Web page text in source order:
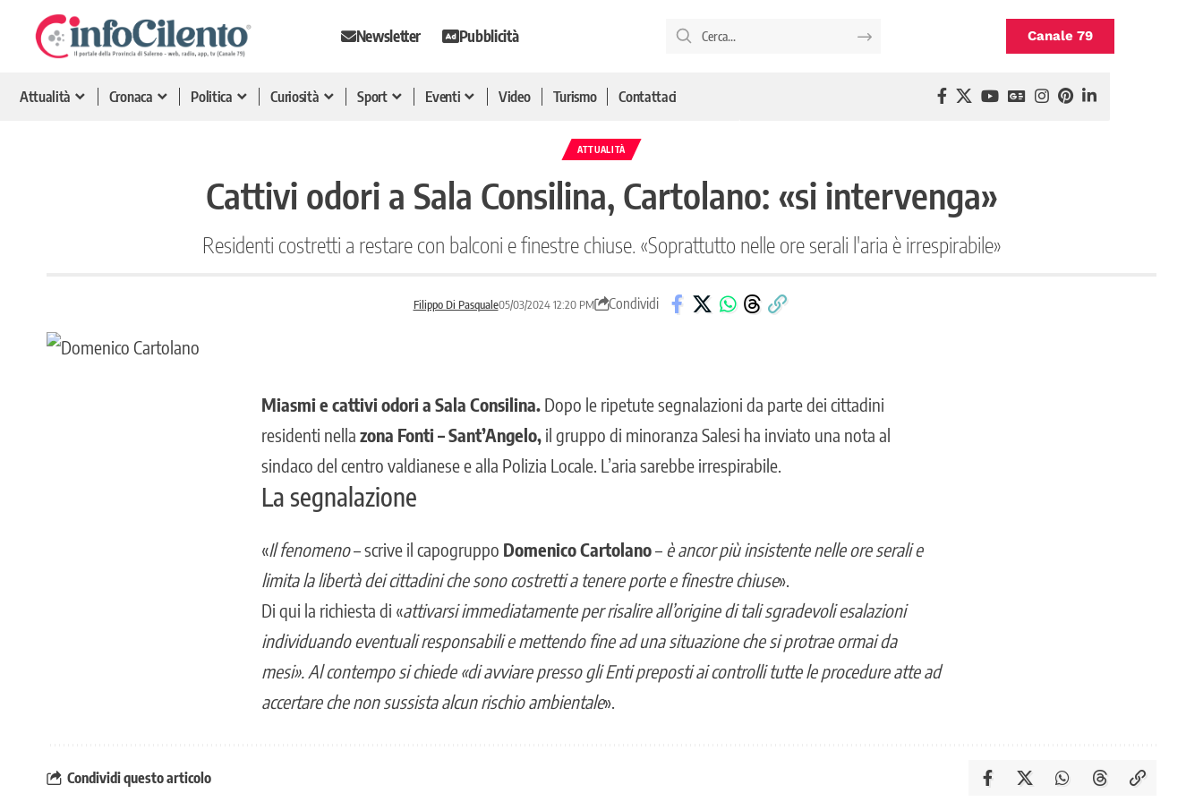
Newsletter Pubblicità Canale 79
Attualità Cronaca Politica Curiosità Sport Eventi Video Turismo Contattaci
ATTUALITÀ
Cattivi odori a Sala Consilina, Cartolano: «si intervenga»
Residenti costretti a restare con balconi e finestre chiuse. «Soprattutto nelle ore serali l'aria è irrespirabile»
Filippo Di Pasquale05/03/2024 12:20 PM Condividi
Miasmi e cattivi odori a Sala Consilina. Dopo le ripetute segnalazioni da parte dei cittadini
residenti nella zona Fonti – Sant’Angelo, il gruppo di minoranza Salesi ha inviato una nota al
sindaco del centro valdianese e alla Polizia Locale. L’aria sarebbe irrespirabile.
La segnalazione
«Il fenomeno– scrive il capogruppo Domenico Cartolano– è ancor più insistente nelle ore serali e
limita la libertà dei cittadini che sono costretti a tenere porte e finestre chiuse».
Di qui la richiesta di «attivarsi immediatamente per risalire all’origine di tali sgradevoli esalazioni
individuando eventuali responsabili e mettendo fine ad una situazione che si protrae ormai da
mesi». Al contempo si chiede «di avviare presso gli Enti preposti ai controlli tutte le procedure atte ad
accertare che non sussista alcun rischio ambientale».
Condividi questo articolo